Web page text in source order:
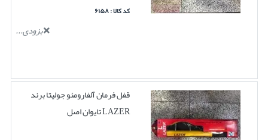
کد کالا : ۶۱۵۸
بزودی...
قفل فرمان آلفارومئو جولیتا برند
LAZER تایوان اصل